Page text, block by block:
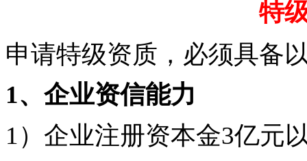
特
申请特级资质，必须具备
1、企业资信能力
1）企业注册资本金3亿元